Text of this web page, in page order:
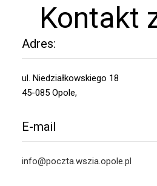
Kontakt
Adres:
ul. Niedziałkowskiego 18
45-085 Opole,
E-mail
info@poczta.wszia.opole.pl